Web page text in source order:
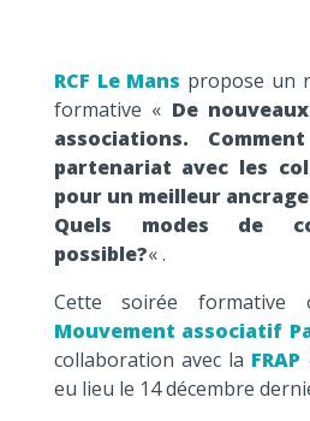
RCF Le Mans propose un
formative « De
associations.
partenariat avec les
pour un meilleur
Quels modes de
possible?« .
Cette soirée formative
Mouvement associatif
collaboration avec la FRAP
eu lieu le 14 décembre